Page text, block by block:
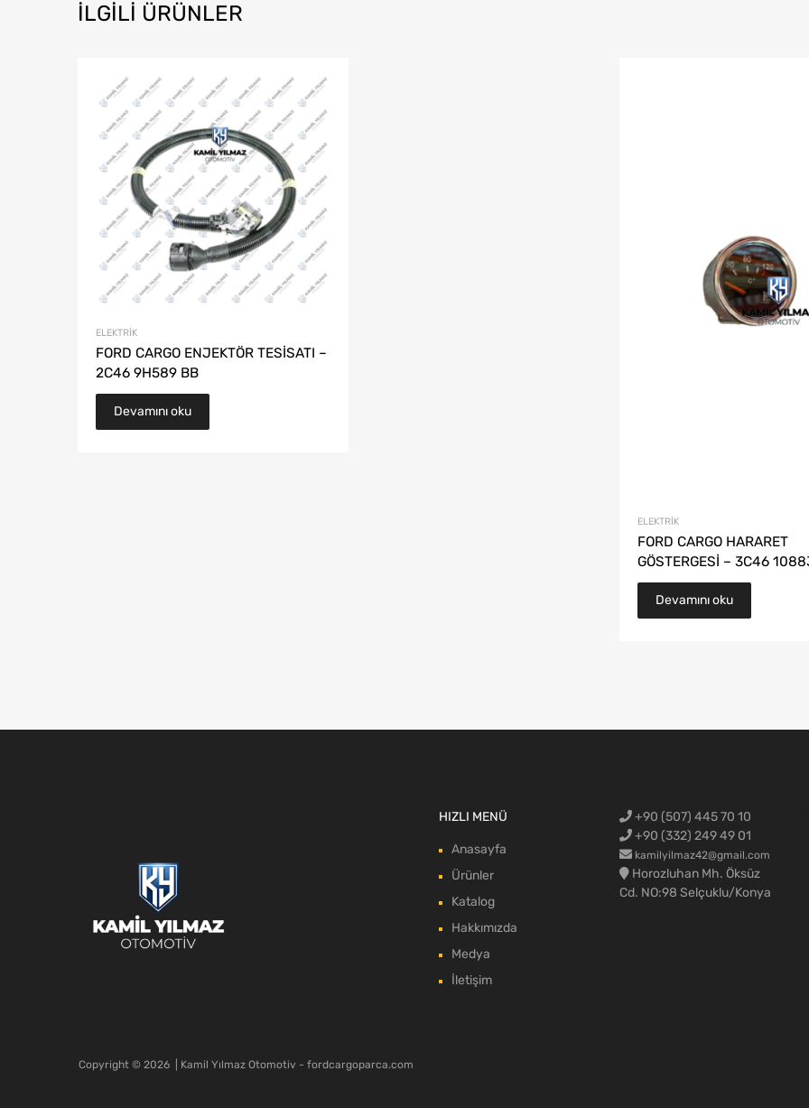
İLGILI ÜRÜNLER
ELEKTRIK
FORD CARGO ENJEKTÖR TESİSATI –
2C46 9H589 BB
Devamını oku
ELEKTRIK
FORD CARGO HARARET
GÖSTERGESİ – 3C46
Devamını oku
HIZLI MENÜ
Anasayfa
Ürünler
Katalog
Hakkımızda
Medya
İletişim
+90 (507) 445 70 10
+90 (332) 249 49 01
kamilyilmaz42@gmail.com
Horozluhan Mh. Öksüz
Cd. NO:98 Selçuklu/Konya
Copyright © 2026 | Kamil Yılmaz Otomotiv - fordcargoparca.com